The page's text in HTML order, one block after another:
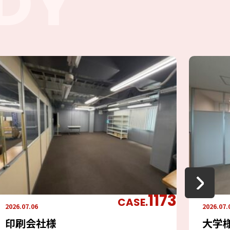
CASE.1173
2026.07.06
印刷会社様 大学